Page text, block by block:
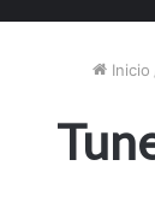
Inicio